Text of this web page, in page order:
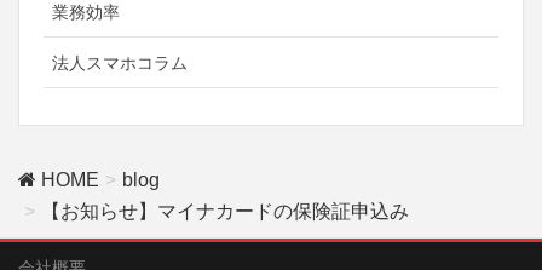
業務効率
法人スマホコラム
HOME
blog
【お知らせ】マイナカードの保険証申込み